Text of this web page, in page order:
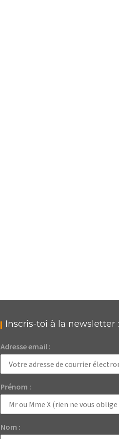
Inscris-toi à la newsletter :
Adresse email :
Prénom :
Nom :